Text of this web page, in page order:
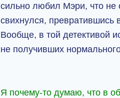
сильно любил Мэри, что не
свихнулся, превратившись
Вообще, в той детективой
не получивших
Я почему-то думаю, что в